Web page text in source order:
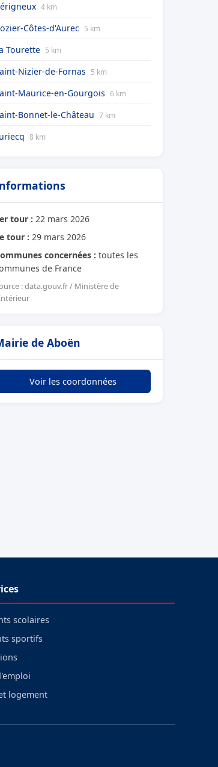
4 km
Côtes-d'Aurec 5 km
Tourette 5 km
Nizier-de-Fornas 5 km
Maurice-en-Gourgois 6 km
Bonnet-le-Château 7 km
8 km
tour : 22 mars 2026
tour : 29 mars 2026
concernées : toutes les
de France
: data.gouv.fr / Ministère de
de Aboën
Voir les coordonnées
scolaires
sportifs
logement